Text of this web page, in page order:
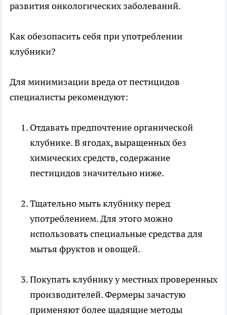
развития онкологических заболеваний.
Как обезопасить себя при употреблении
клубники?
Для минимизации вреда от пестицидов
специалисты рекомендуют:
Отдавать предпочтение органической
клубнике. В ягодах, выращенных без
химических средств, содержание
пестицидов значительно ниже.
Тщательно мыть клубнику перед
употреблением. Для этого можно
использовать специальные средства для
мытья фруктов и овощей.
Покупать клубнику у местных проверенных
производителей. Фермеры зачастую
применяют более щадящие методы